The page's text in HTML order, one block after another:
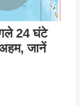
24 घंटे
जानें